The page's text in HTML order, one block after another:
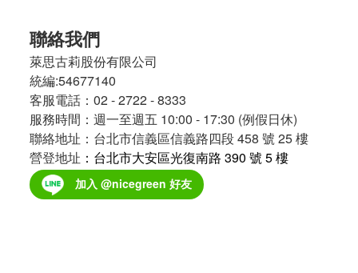
聯絡我們
萊思古莉股份有限公司
統編:54677140
客服電話：02 - 2722 - 8333
服務時間：週一至週五 10:00 - 17:30 (例假日休)
聯絡地址：台北市信義區信義路四段 458 號 25 樓
營登地址 ：台北市大安區光復南路 390 號 5 樓
加入 @nicegreen 好友